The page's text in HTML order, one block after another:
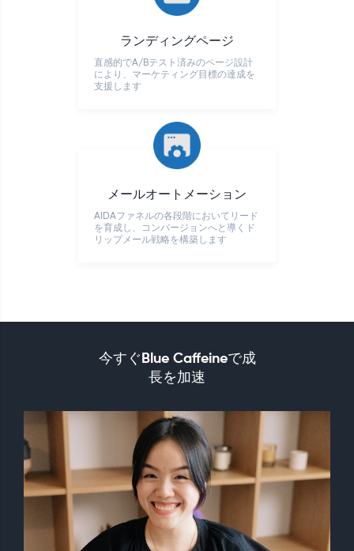
ランディングページ
直感的でA/Bテスト済みのページ設計
により、マーケティング目標の達成を
支援します
メールオートメーション
AIDAファネルの各段階においてリード
を育成し、コンバージョンへと導くド
リップメール戦略を構築します
今すぐBlue Caffeineで成
長を加速